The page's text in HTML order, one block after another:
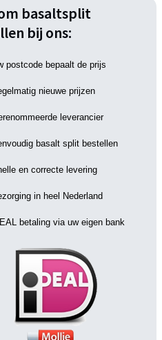
basaltsplit
bij ons:
postcode bepaalt de prijs
nieuwe prijzen
leverancier
basalt split bestellen
en correcte levering
in heel Nederland
betaling via uw eigen bank